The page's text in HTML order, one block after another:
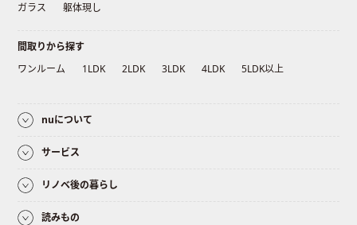
ガラス
躯体現し
間取りから探す
ワンルーム
1LDK 2LDK 3LDK 4LDK 5LDK以上
nuについて
サービス
リノベ後の暮らし
読みもの